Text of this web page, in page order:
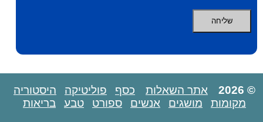
© 2026 אתר השאלות כסף פוליטיקה
היסטוריה
מקומות
מושגים אנשים ספורט טבע בריאות